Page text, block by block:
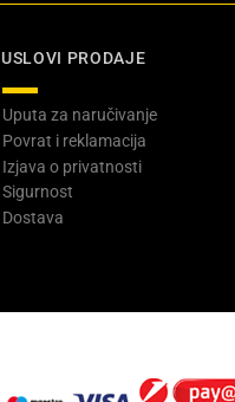
USLOVI PRODAJE
Uputa za naručivanje
Povrat i reklamacija
Izjava o privatnosti
Sigurnost
Dostava